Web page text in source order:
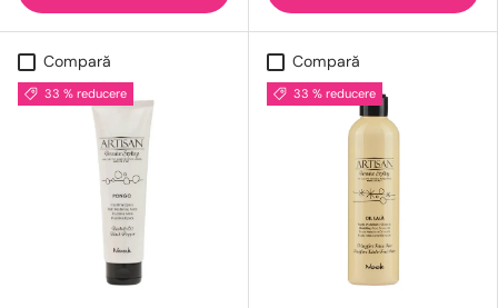
Compară
33 % reducere
Compară
33 % reducere